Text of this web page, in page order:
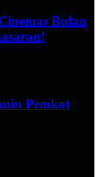
Bulan
Pemkot